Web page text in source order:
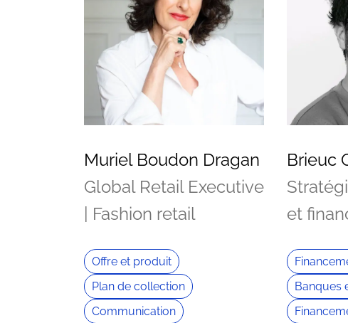
Muriel Boudon Dragan
Global Retail Executive
| Fashion retail
Offre et produit
Plan de collection
Communication
Brieuc
et
Banques